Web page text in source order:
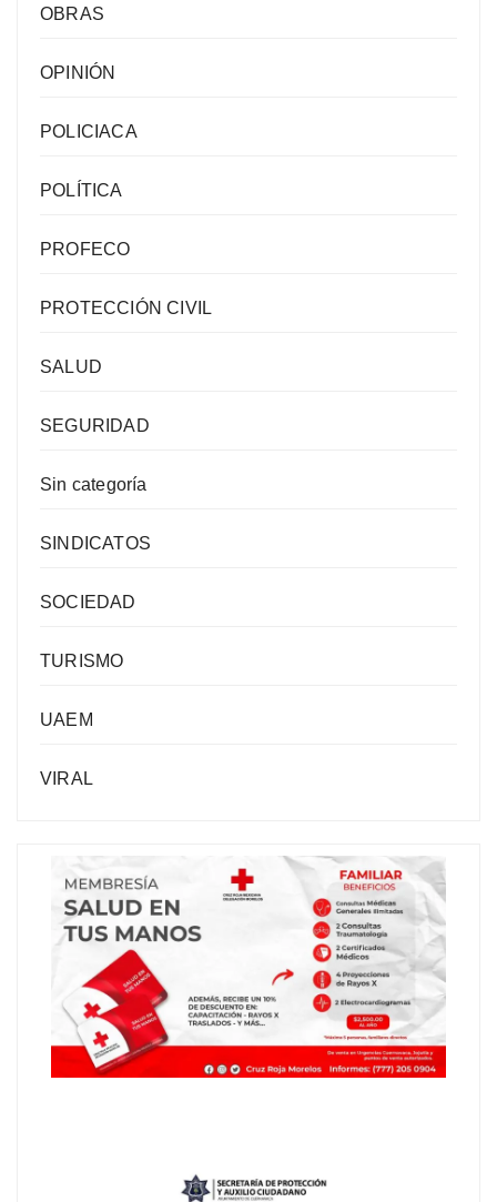
OBRAS
OPINIÓN
POLICIACA
POLÍTICA
PROFECO
PROTECCIÓN CIVIL
SALUD
SEGURIDAD
Sin categoría
SINDICATOS
SOCIEDAD
TURISMO
UAEM
VIRAL